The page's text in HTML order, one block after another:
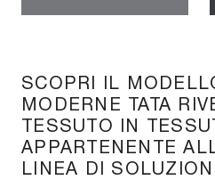
SCOPRI IL
MODERNE TATA
TESSUTO IN
APPARTENENTE
LINEA DI